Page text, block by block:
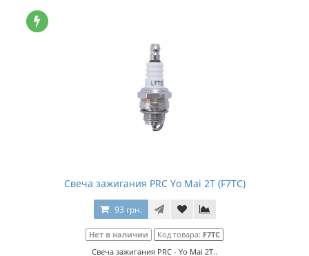
Свеча зажигания PRC Yo Mai 2Т (F7TC)
93 грн.
Нет в наличии Код товара: F7TC
Свеча зажигания PRC - Yo Mai 2Т..